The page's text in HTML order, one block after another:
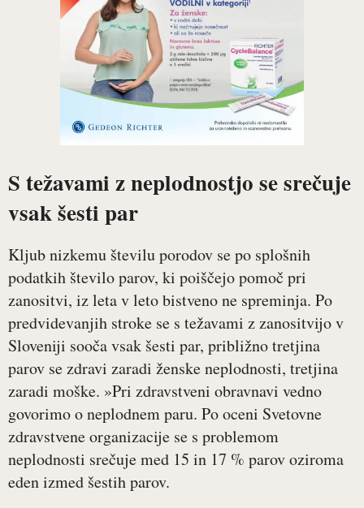
S težavami z neplodnostjo se srečuje
vsak šesti par
Kljub nizkemu številu porodov se po splošnih
podatkih število parov, ki poiščejo pomoč pri
zanositvi, iz leta v leto bistveno ne spreminja. Po
predvidevanjih stroke se s težavami z zanositvijo v
Sloveniji sooča vsak šesti par, približno tretjina
parov se zdravi zaradi ženske neplodnosti, tretjina
zaradi moške. »Pri zdravstveni obravnavi vedno
govorimo o neplodnem paru. Po oceni Svetovne
zdravstvene organizacije se s problemom
neplodnosti srečuje med 15 in 17 % parov oziroma
eden izmed šestih parov.